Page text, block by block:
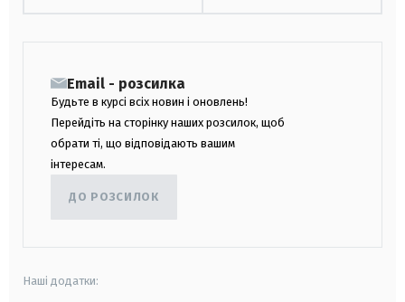
Email - розсилка
Будьте в курсі всіх новин і оновлень!
Перейдіть на сторінку наших розсилок, щоб
обрати ті, що відповідають вашим
інтересам.
ДО РОЗСИЛОК
Наші додатки: